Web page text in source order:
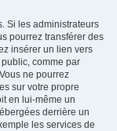
Si les administrateurs
pourrez transférer des
insérer un lien vers
comme par
ne pourrez
sur votre propre
en lui-même un
derrière un
les services de